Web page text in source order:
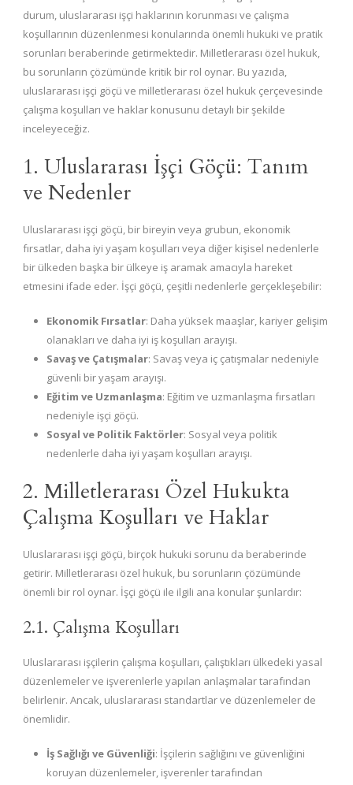
durum, uluslararası işçi haklarının korunması ve çalışma
koşullarının düzenlenmesi konularında önemli hukuki ve pratik
sorunları beraberinde getirmektedir. Milletlerarası özel hukuk,
bu sorunların çözümünde kritik bir rol oynar. Bu yazıda,
uluslararası işçi göçü ve milletlerarası özel hukuk çerçevesinde
çalışma koşulları ve haklar konusunu detaylı bir şekilde
inceleyeceğiz.
1. Uluslararası İşçi Göçü: Tanım
ve Nedenler
Uluslararası işçi göçü, bir bireyin veya grubun, ekonomik
fırsatlar, daha iyi yaşam koşulları veya diğer kişisel nedenlerle
bir ülkeden başka bir ülkeye iş aramak amacıyla hareket
etmesini ifade eder. İşçi göçü, çeşitli nedenlerle gerçekleşebilir:
Ekonomik Fırsatlar: Daha yüksek maaşlar, kariyer gelişim
olanakları ve daha iyi iş koşulları arayışı.
Savaş ve Çatışmalar: Savaş veya iç çatışmalar nedeniyle
güvenli bir yaşam arayışı.
Eğitim ve Uzmanlaşma: Eğitim ve uzmanlaşma fırsatları
nedeniyle işçi göçü.
Sosyal ve Politik Faktörler: Sosyal veya politik
nedenlerle daha iyi yaşam koşulları arayışı.
2. Milletlerarası Özel Hukukta
Çalışma Koşulları ve Haklar
Uluslararası işçi göçü, birçok hukuki sorunu da beraberinde
getirir. Milletlerarası özel hukuk, bu sorunların çözümünde
önemli bir rol oynar. İşçi göçü ile ilgili ana konular şunlardır:
2.1. Çalışma Koşulları
Uluslararası işçilerin çalışma koşulları, çalıştıkları ülkedeki yasal
düzenlemeler ve işverenlerle yapılan anlaşmalar tarafından
belirlenir. Ancak, uluslararası standartlar ve düzenlemeler de
önemlidir.
İş Sağlığı ve Güvenliği: İşçilerin sağlığını ve güvenliğini
koruyan düzenlemeler, işverenler tarafından